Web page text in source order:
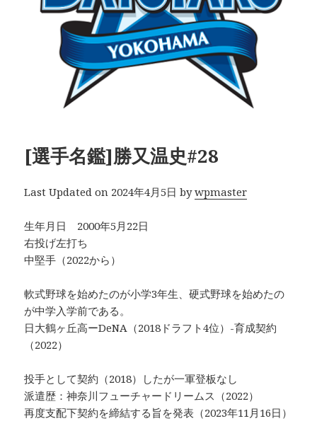
[選手名鑑]勝又温史#28
Last Updated on 2024年4月5日 bywpmaster
生年月日 2000年5月22日
右投げ左打ち
中堅手（2022から）
軟式野球を始めたのが小学3年生、硬式野球を始めたの
が中学入学前である。
日大鶴ヶ丘高ーDeNA（2018ドラフト4位）-育成契約
（2022）
投手として契約（2018）したが一軍登板なし
派遣歴：神奈川フューチャードリームス（2022）
再度支配下契約を締結する旨を発表（2023年11月16日）